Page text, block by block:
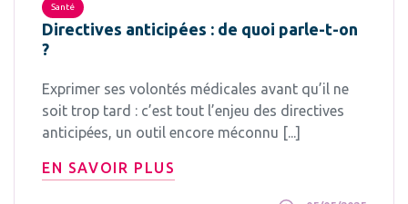
Santé
Directives anticipées : de quoi parle-t-on
?
Exprimer ses volontés médicales avant qu’il ne
soit trop tard : c’est tout l’enjeu des directives
anticipées, un outil encore méconnu [...]
EN SAVOIR PLUS